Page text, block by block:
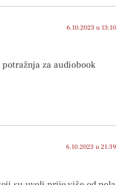
6.10.2023 u 13:10
za audiobook
6.10.2023 u 21:39